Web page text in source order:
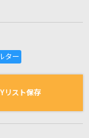
一覧
リスト保存